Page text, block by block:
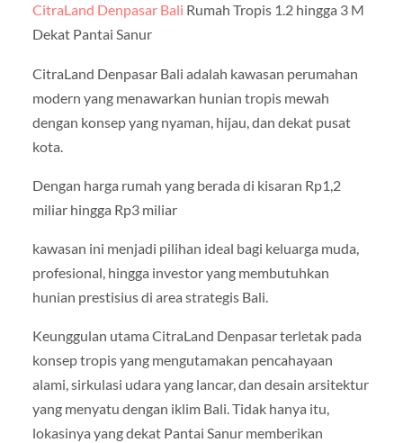
CitraLand Denpasar Bali Rumah Tropis 1.2 hingga 3 M
Dekat Pantai Sanur
CitraLand Denpasar Bali adalah kawasan perumahan
modern yang menawarkan hunian tropis mewah
dengan konsep yang nyaman, hijau, dan dekat pusat
kota.
Dengan harga rumah yang berada di kisaran Rp1,2
miliar hingga Rp3 miliar
kawasan ini menjadi pilihan ideal bagi keluarga muda,
profesional, hingga investor yang membutuhkan
hunian prestisius di area strategis Bali.
Keunggulan utama CitraLand Denpasar terletak pada
konsep tropis yang mengutamakan pencahayaan
alami, sirkulasi udara yang lancar, dan desain arsitektur
yang menyatu dengan iklim Bali. Tidak hanya itu,
lokasinya yang dekat Pantai Sanur memberikan